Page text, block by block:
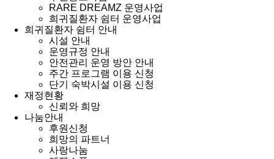
RARE DREAMZ 운영사업
희귀질환자 쉼터 운영사업
희귀질환자 쉼터 안내
시설 안내
운영규정 안내
안전관리 운영 방안 안내
주간 프로그램 이용 신청
단기 숙박시설 이용 신청
재정현황
신뢰와 희망
나눔안내
후원신청
희망의 파트너
사랑나눔